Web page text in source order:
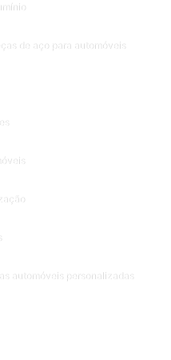
de aço para automóveis
automóveis personalizadas